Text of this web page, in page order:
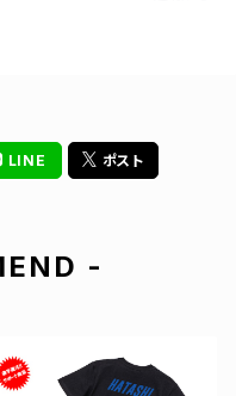
LINE ポスト
-